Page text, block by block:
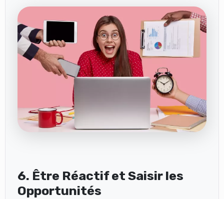
6. Être Réactif et Saisir les
Opportunités